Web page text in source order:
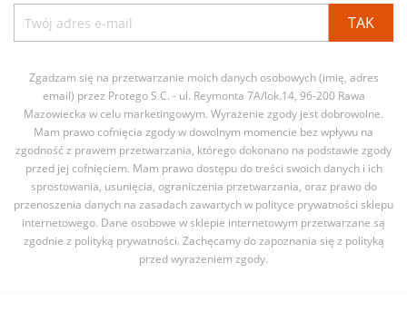
Zgadzam się na przetwarzanie moich danych osobowych (imię, adres
email) przez Protego S.C. - ul. Reymonta 7A/lok.14, 96-200 Rawa
Mazowiecka w celu marketingowym. Wyrażenie zgody jest dobrowolne.
Mam prawo cofnięcia zgody w dowolnym momencie bez wpływu na
zgodność z prawem przetwarzania, którego dokonano na podstawie zgody
przed jej cofnięciem. Mam prawo dostępu do treści swoich danych i ich
sprostowania, usunięcia, ograniczenia przetwarzania, oraz prawo do
przenoszenia danych na zasadach zawartych w polityce prywatności sklepu
internetowego. Dane osobowe w sklepie internetowym przetwarzane są
zgodnie z polityką prywatności. Zachęcamy do zapoznania się z polityką
przed wyrażeniem zgody.